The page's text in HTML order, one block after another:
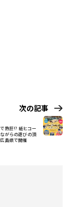
次の記事
熱狂!? 紙ヒコー
がらの遊びの頂
島県で開催